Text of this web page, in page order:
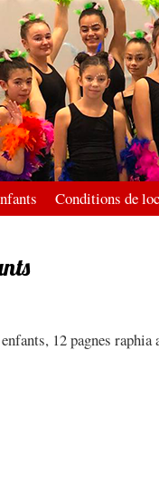
Conditions de
12 pagnes raphia